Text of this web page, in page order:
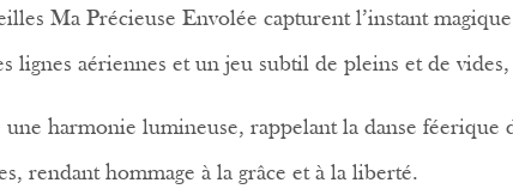
Ma Précieuse Envolée capturent l’instant
lignes aériennes et un jeu subtil de pleins et de vides,
harmonie lumineuse, rappelant la danse féerique
rendant hommage à la grâce et à la liberté.